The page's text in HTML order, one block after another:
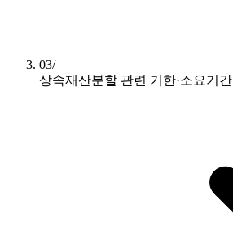
03/
상속재산분할 관련 기한·소요기간